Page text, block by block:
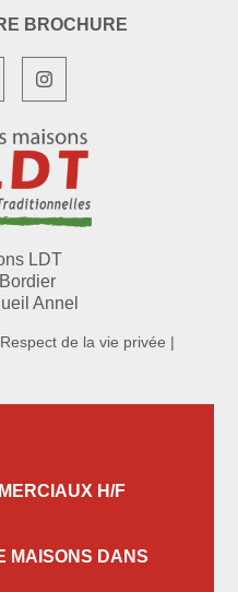
BROCHURE
LDT
Annel
Respect de la vie privée |
H/F
MAISONS DANS